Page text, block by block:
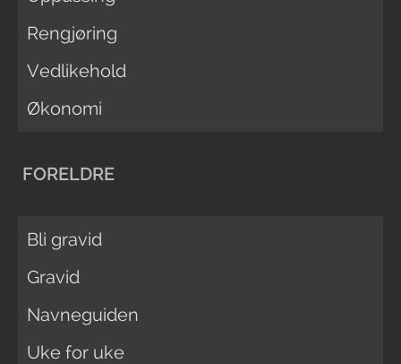
Rengjøring
Vedlikehold
Økonomi
FORELDRE
Bli gravid
Gravid
Navneguiden
Uke for uke